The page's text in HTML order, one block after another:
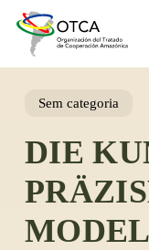
content
Sem categoria
DIE